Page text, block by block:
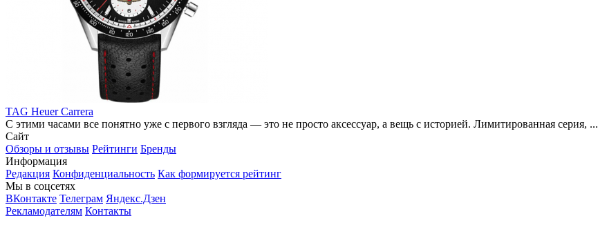
TAG Heuer Carrera
С этими часами все понятно уже с первого взгляда — это не просто аксессуар, а вещь с историей. Лимитированная серия, ...
Сайт
Обзоры и отзывы Рейтинги Бренды
Информация
Редакция Конфиденциальность Как формируется рейтинг
Мы в соцсетях
ВКонтакте Телеграм Яндекс.Дзен
Рекламодателям Контакты